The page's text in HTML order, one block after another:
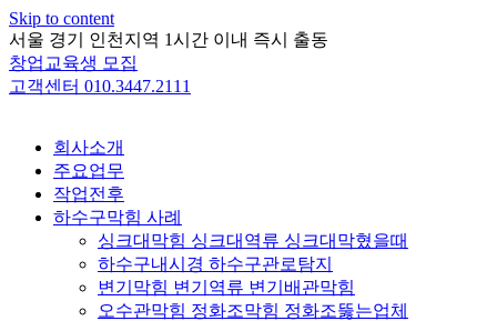
Skip to content
서울 경기 인천지역 1시간 이내 즉시 출동
창업교육생 모집
고객센터 010.3447.2111
회사소개
주요업무
작업전후
하수구막힘 사례
싱크대막힘 싱크대역류 싱크대막혔을때
하수구내시경 하수구관로탐지
변기막힘 변기역류 변기배관막힘
오수관막힘 정화조막힘 정화조뚫는업체